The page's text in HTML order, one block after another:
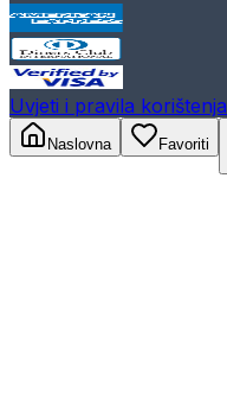
Uvjeti i pravila korištenja
Naslovna
Favoriti